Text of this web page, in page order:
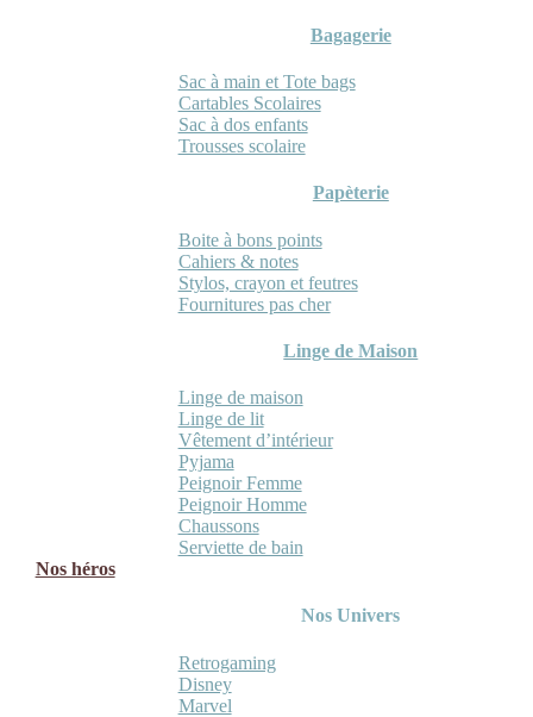
Bagagerie
Sac à main et Tote bags
Cartables Scolaires
Sac à dos enfants
Trousses scolaire
Papèterie
Boite à bons points
Cahiers & notes
Stylos, crayon et feutres
Fournitures pas cher
Linge de Maison
Linge de maison
Linge de lit
Vêtement d’intérieur
Pyjama
Peignoir Femme
Peignoir Homme
Chaussons
Serviette de bain
Nos héros
Nos Univers
Retrogaming
Disney
Marvel